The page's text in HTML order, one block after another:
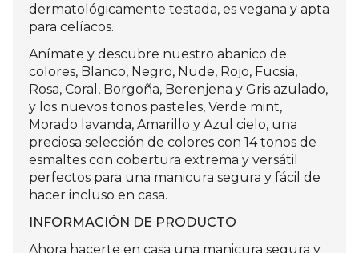
dermatológicamente testada, es vegana y apta
para celíacos.
Anímate y descubre nuestro abanico de
colores, Blanco, Negro, Nude, Rojo, Fucsia,
Rosa, Coral, Borgoña, Berenjena y Gris azulado,
y los nuevos tonos pasteles, Verde mint,
Morado lavanda, Amarillo y Azul cielo, una
preciosa selección de colores con 14 tonos de
esmaltes con cobertura extrema y versátil
perfectos para una manicura segura y fácil de
hacer incluso en casa.
INFORMACIÓN DE PRODUCTO
Ahora hacerte en casa una manicura segura y